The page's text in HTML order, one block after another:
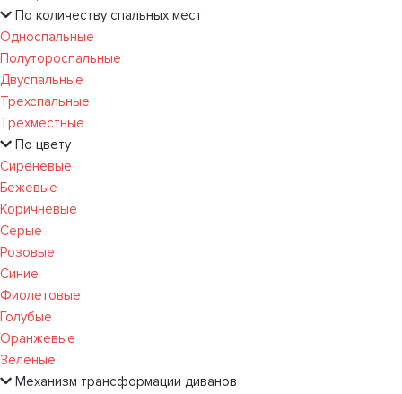
По количеству спальных мест
Односпальные
Полутороспальные
Двуспальные
Трехспальные
Трехместные
По цвету
Сиреневые
Бежевые
Коричневые
Серые
Розовые
Синие
Фиолетовые
Голубые
Оранжевые
Зеленые
Механизм трансформации диванов